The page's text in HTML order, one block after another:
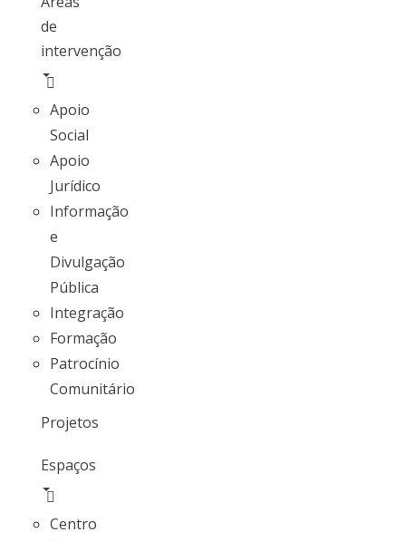
de
intervenção
Apoio
Social
Apoio
Jurídico
Informação
e
Divulgação
Pública
Integração
Formação
Patrocínio
Comunitário
Projetos
Espaços
Centro